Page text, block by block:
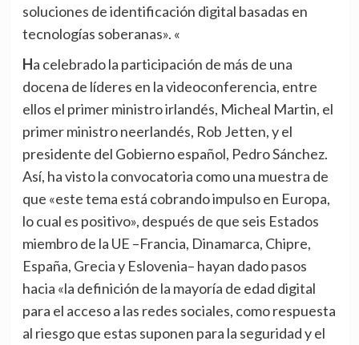
soluciones de identificación digital basadas en
tecnologías soberanas». «
Ha celebrado la participación de más de una
docena de líderes en la videoconferencia, entre
ellos el primer ministro irlandés, Micheal Martin, el
primer ministro neerlandés, Rob Jetten, y el
presidente del Gobierno español, Pedro Sánchez.
Así, ha visto la convocatoria como una muestra de
que «este tema está cobrando impulso en Europa,
lo cual es positivo», después de que seis Estados
miembro de la UE –Francia, Dinamarca, Chipre,
España, Grecia y Eslovenia– hayan dado pasos
hacia «la definición de la mayoría de edad digital
para el acceso a las redes sociales, como respuesta
al riesgo que estas suponen para la seguridad y el